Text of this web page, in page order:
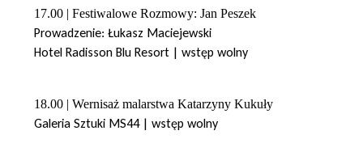
17.00 | Festiwalowe Rozmowy: Jan Peszek
Prowadzenie: Łukasz Maciejewski
Hotel Radisson Blu Resort | wstęp wolny
18.00 | Wernisaż malarstwa Katarzyny Kukuły
Galeria Sztuki MS44 | wstęp wolny